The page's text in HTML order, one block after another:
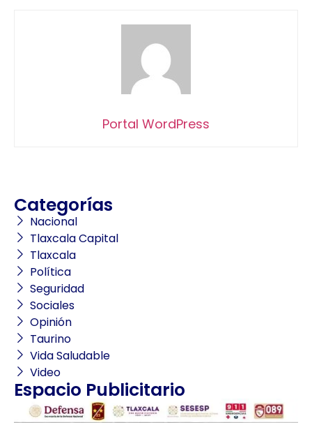
Portal WordPress
Categorías
Nacional
Tlaxcala Capital
Tlaxcala
Política
Seguridad
Sociales
Opinión
Taurino
Vida Saludable
Video
Espacio Publicitario